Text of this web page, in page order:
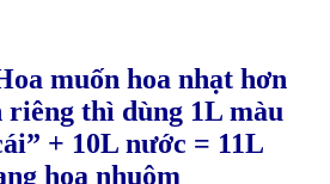
muốn hoa nhạt hơn
riêng thì dùng 1L màu
+ 10L nước = 11L
hoa nhuộm